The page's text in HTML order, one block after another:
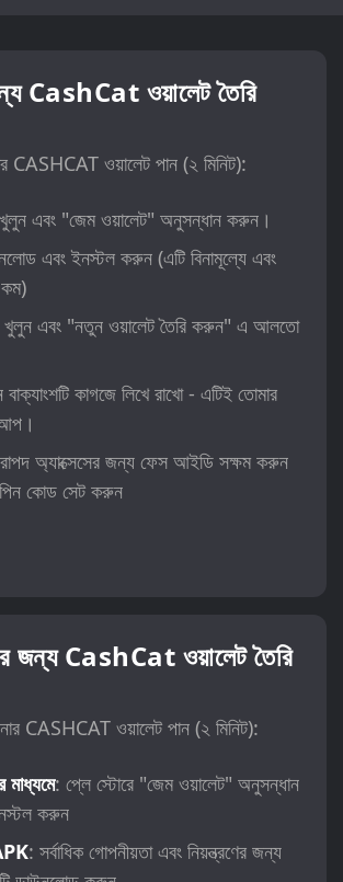
CashCat ওয়ালেট তৈরি
ওয়ালেট পান (২ মিনিট):
এবং "জেম ওয়ালেট" অনুসন্ধান করুন।
এবং ইনস্টল করুন (এটি বিনামূল্যে এবং
খুলুন এবং "নতুন ওয়ালেট তৈরি করুন" এ আলতো
কাগজে লিখে রাখো - এটিই তোমার
অ্যাক্সেসের জন্য ফেস আইডি সক্ষম করুন
কোড সেট করুন
জন্য CashCat ওয়ালেট তৈরি
CASHCAT ওয়ালেট পান (২ মিনিট):
: প্লে স্টোরে "জেম ওয়ালেট" অনুসন্ধান
করুন
: সর্বাধিক গোপনীয়তা এবং নিয়ন্ত্রণের জন্য